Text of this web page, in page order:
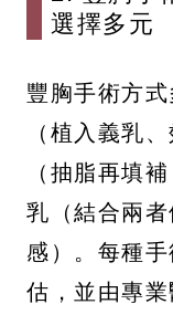
選擇多元
豐胸手術方
（植入義乳
（抽脂再填
乳（結合兩
感）。每種
估，並由專